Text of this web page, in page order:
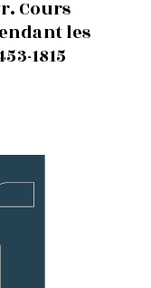
Cours
les
1815